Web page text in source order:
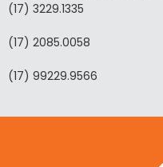
(17) 3229.1335
(17) 2085.0058
(17) 99229.9566